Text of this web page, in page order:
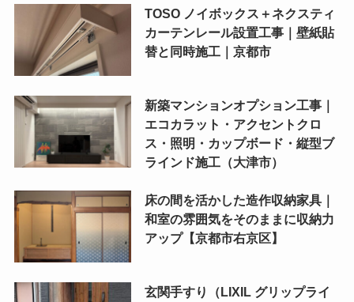
TOSO ノイボックス＋ネクスティ
カーテンレール設置工事｜壁紙貼
替と同時施工｜京都市
新築マンションオプション工事｜
エコカラット・アクセントクロ
ス・照明・カップボード・縦型ブ
ラインド施工（大津市）
床の間を活かした造作収納家具｜
和室の雰囲気をそのままに収納力
アップ【京都市右京区】
玄関手すり（LIXIL グリップライ